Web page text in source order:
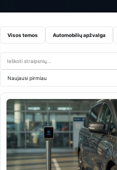
Visos temos Automobilių apžvalga
Ieškoti straipsnių
Rikiuoti straipsnius